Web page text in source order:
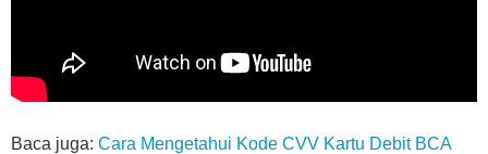
Baca juga: Cara Mengetahui Kode CVV Kartu Debit BCA